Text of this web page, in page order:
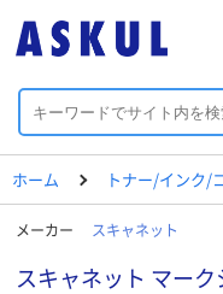
ホーム トナー/インク/
メーカー スキャネット
スキャネット マー